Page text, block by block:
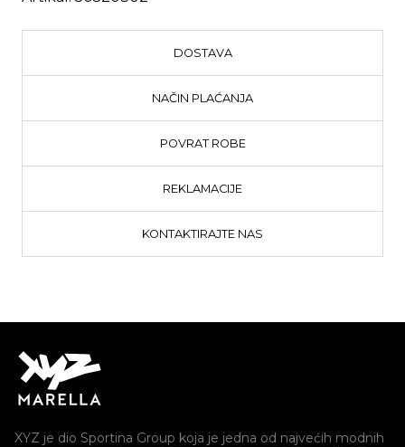
DOSTAVA
NAČIN PLAĆANJA
POVRAT ROBE
REKLAMACIJE
KONTAKTIRAJTE NAS
XYZ je dio Sportina Group koja je jedna od najvećih modnih